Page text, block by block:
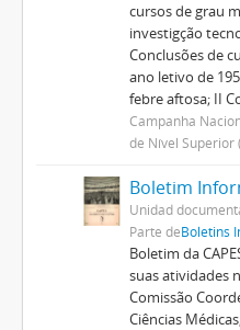
cursos de grau
investigção
Conclusões de
ano letivo de
febre aftosa; II
Campanha
de Nível Superior
Boletim
Unidad
Parte deBoletins
Boletim da
suas atividades
Comissão
Ciências